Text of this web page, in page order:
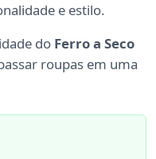
e estilo.
do Ferro a Seco
roupas em uma